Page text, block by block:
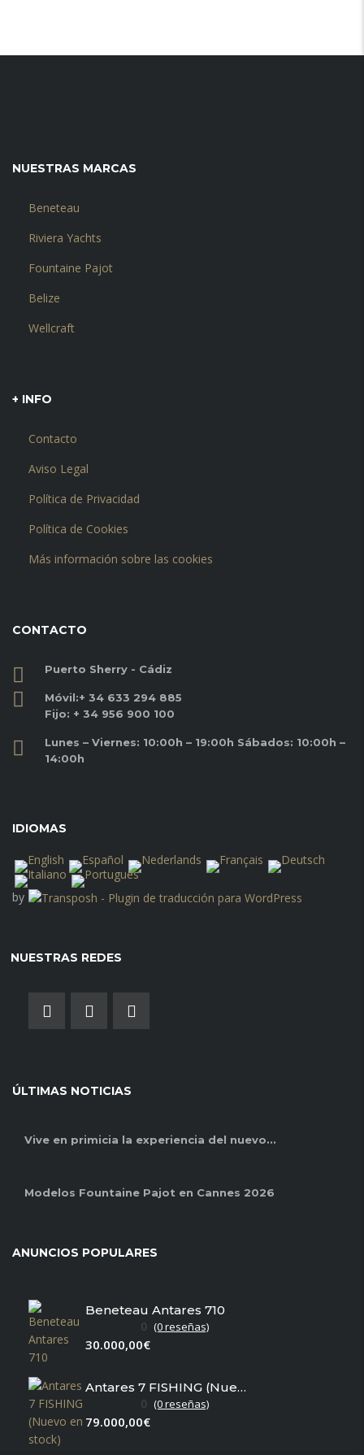
NUESTRAS MARCAS
Beneteau
Riviera Yachts
Fountaine Pajot
Belize
Wellcraft
+ INFO
Contacto
Aviso Legal
Política de Privacidad
Política de Cookies
Más información sobre las cookies
CONTACTO
Puerto Sherry - Cádiz
Móvil:+ 34 633 294 885
Fijo: + 34 956 900 100
Lunes – Viernes: 10:00h – 19:00h Sábados: 10:00h –
14:00h
IDIOMAS
by
NUESTRAS REDES
ÚLTIMAS NOTICIAS
Vive en primicia la experiencia del nuevo...
Modelos Fountaine Pajot en Cannes 2026
ANUNCIOS POPULARES
Beneteau Antares 710
0 (0 reseñas)
30.000,00€
Antares 7 FISHING (Nuevo en stock)
0 (0 reseñas)
79.000,00€